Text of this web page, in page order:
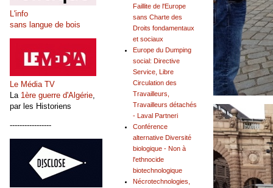
Faillite de l'Europe
sans Charte des
Droits fondamentaux
et sociaux
Europe du Dumping
social: Directive
Service, Libre
Circulation des
Travailleurs,
Travailleurs détachés
- Laval Partneri
Conférence
alternative Diversité
biologique - Non à
l'ethnocide
biotechnologique
Nécrotechnologies,
L'info
sans langue de bois
Le Média TV
La 1ère guerre d'Algérie
par les Historiens
-----------------